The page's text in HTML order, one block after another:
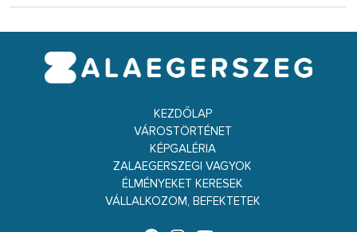
KEZDŐLAP
VÁROSTÖRTÉNET
KÉPGALÉRIA
ZALAEGERSZEGI VAGYOK
ÉLMÉNYEKET KERESEK
VÁLLALKOZOM, BEFEKTETEK